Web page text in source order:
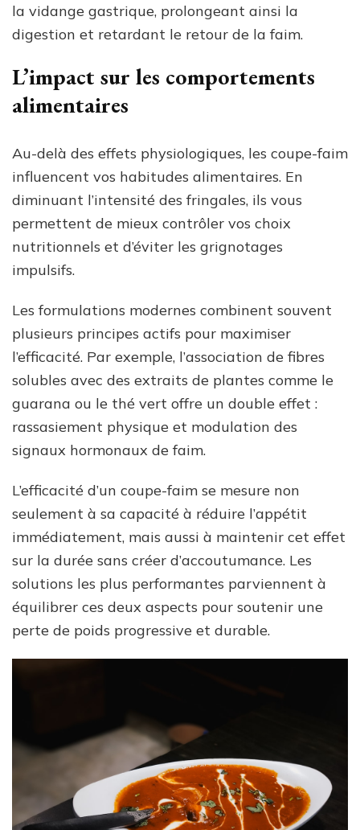
la vidange gastrique, prolongeant ainsi la
digestion et retardant le retour de la faim.
L’impact sur les comportements
alimentaires
Au-delà des effets physiologiques, les coupe-faim
influencent vos habitudes alimentaires. En
diminuant l’intensité des fringales, ils vous
permettent de mieux contrôler vos choix
nutritionnels et d’éviter les grignotages
impulsifs.
Les formulations modernes combinent souvent
plusieurs principes actifs pour maximiser
l’efficacité. Par exemple, l’association de fibres
solubles avec des extraits de plantes comme le
guarana ou le thé vert offre un double effet :
rassasiement physique et modulation des
signaux hormonaux de faim.
L’efficacité d’un coupe-faim se mesure non
seulement à sa capacité à réduire l’appétit
immédiatement, mais aussi à maintenir cet effet
sur la durée sans créer d’accoutumance. Les
solutions les plus performantes parviennent à
équilibrer ces deux aspects pour soutenir une
perte de poids progressive et durable.